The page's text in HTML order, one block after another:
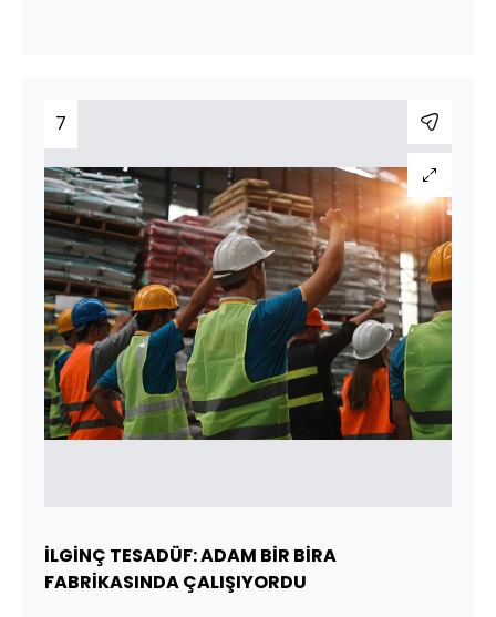
7
İLGİNÇ TESADÜF: ADAM BİR BİRA
FABRİKASINDA ÇALIŞIYORDU